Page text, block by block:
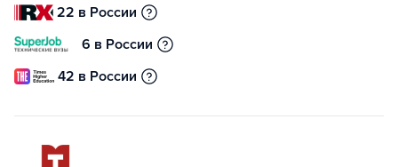
22 в России
6 в России
42 в России